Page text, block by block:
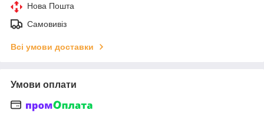
Нова Пошта
Самовивіз
Всі умови доставки
Умови оплати